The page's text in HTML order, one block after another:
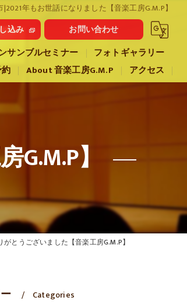
|2021年もお世話になりました【音楽工房G.M.P】
込み お問い合わせ
サンブルセミナー
フォトギャラリー
About 音楽工房G.M.P アクセス
】
とうございました【音楽工房G.M.P】
Categories